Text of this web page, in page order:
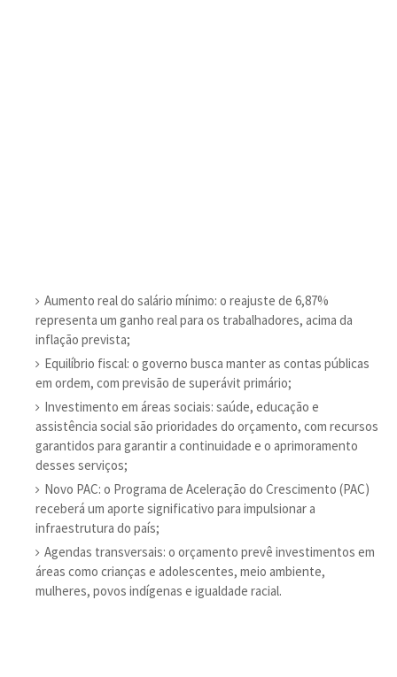
Aumento real do salário mínimo: o reajuste de 6,87%
representa um ganho real para os trabalhadores, acima da
inflação prevista;
Equilíbrio fiscal: o governo busca manter as contas públicas
em ordem, com previsão de superávit primário;
Investimento em áreas sociais: saúde, educação e
assistência social são prioridades do orçamento, com recursos
garantidos para garantir a continuidade e o aprimoramento
desses serviços;
Novo PAC: o Programa de Aceleração do Crescimento (PAC)
receberá um aporte significativo para impulsionar a
infraestrutura do país;
Agendas transversais: o orçamento prevê investimentos em
áreas como crianças e adolescentes, meio ambiente,
mulheres, povos indígenas e igualdade racial.